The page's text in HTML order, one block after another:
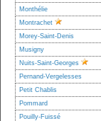
Monthélie
Montrachet
Morey-Saint-Denis
Musigny
Nuits-Saint-Georges
Pernand-Vergelesses
Petit Chablis
Pommard
Pouilly-Fuissé